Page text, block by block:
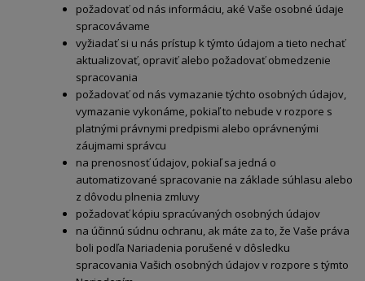
požadovať od nás informáciu, aké Vaše osobné údaje
spracovávame
vyžiadať si u nás prístup k týmto údajom a tieto nechať
aktualizovať, opraviť alebo požadovať obmedzenie
spracovania
požadovať od nás vymazanie týchto osobných údajov,
vymazanie vykonáme, pokiaľ to nebude v rozpore s
platnými právnymi predpismi alebo oprávnenými
záujmami správcu
na prenosnosť údajov, pokiaľ sa jedná o
automatizované spracovanie na základe súhlasu alebo
z dôvodu plnenia zmluvy
požadovať kópiu spracúvaných osobných údajov
na účinnú súdnu ochranu, ak máte za to, že Vaše práva
boli podľa Nariadenia porušené v dôsledku
spracovania Vašich osobných údajov v rozpore s týmto